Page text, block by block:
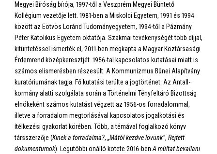
Megyei Bíróság bírója, 1997-től a Veszprém Megyei Büntető
Kollégium vezetője lett. 1981-ben a Miskolci Egyetem, 1991 és 1994
között az Eötvös Loránd Tudományegyetem, 1994-től a Pázmány
Péter Katolikus Egyetem oktatója. Szakmai tevékenységét több díjjal,
kitüntetéssel ismerték el, 2011-ben megkapta a Magyar Köztársasági
Érdemrend középkeresztjét. 1956-tal kapcsolatos kutatásai miatt is
számos elismerésben részesült. A Kommunizmus Bűnei Alapítvány
kuratóriumának tagja. Fő kutatási terülte a jogtörténet. Az Antall-
kormány alatti szolgálata során a Történelmi Tényfeltáró Bizottság
elnökeként számos kutatást végzett az 1956-os forradalommal,
illetve a forradalom megtorlásával kapcsolatos jogalkotási és
ítélkezési gyakorlat körében. Több, a témával foglalkozó könyv
társszerzője (Kinek a forradalma?, „Mától kezdve lövünk”, Rejtett
dokumentumok). Legutóbbi önálló kötete 2016-ben A múltat bevallani